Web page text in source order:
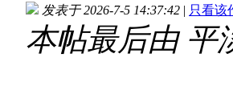
发表于 2026-7-5 14:37:42 | 只看该
本帖最后由 平